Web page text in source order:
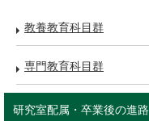
教養教育科目群
専門教育科目群
研究室配属・卒業後の進路